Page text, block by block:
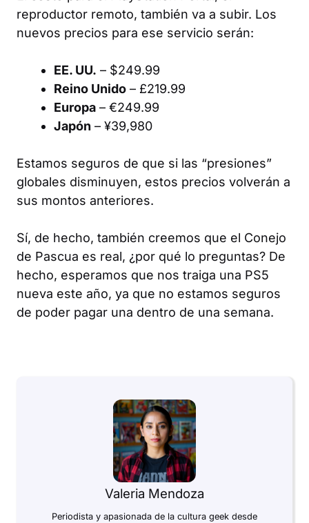
reproductor remoto, también va a subir. Los
nuevos precios para ese servicio serán:
EE. UU. – $249.99
Reino Unido – £219.99
Europa – €249.99
Japón – ¥39,980
Estamos seguros de que si las “presiones”
globales disminuyen, estos precios volverán a
sus montos anteriores.
Sí, de hecho, también creemos que el Conejo
de Pascua es real, ¿por qué lo preguntas? De
hecho, esperamos que nos traiga una PS5
nueva este año, ya que no estamos seguros
de poder pagar una dentro de una semana.
Valeria Mendoza
Periodista y apasionada de la cultura geek desde